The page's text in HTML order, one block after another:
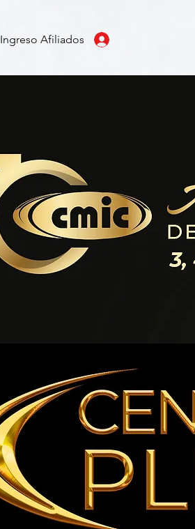
Ingreso Afiliados